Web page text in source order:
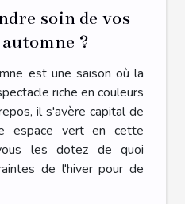
soin de vos
?
est une saison où la
riche en couleurs
il s'avère capital de
espace vert en cette
les dotez de quoi
de l'hiver pour de